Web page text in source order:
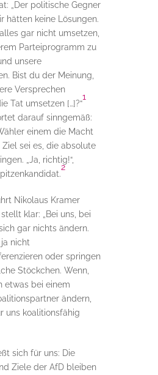
„Der politische Gegner
hätten keine Lösungen.
gar nicht umsetzen,
Parteiprogramm zu
unsere
Bist du der Meinung,
Versprechen
Tat umsetzen […]?“
1
darauf sinngemäß:
einem die Macht
sei es, die absolute
„Ja, richtig!“,
2
Nikolaus Kramer
klar: „Bei uns, bei
gar nichts ändern.
nicht
oder springen
Stöckchen. Wenn,
etwas bei einem
ändern,
uns koalitionsfähig
sich für uns: Die
Ziele der AfD bleiben